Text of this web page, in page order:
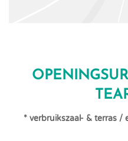
* verbruikszaal- & terras /